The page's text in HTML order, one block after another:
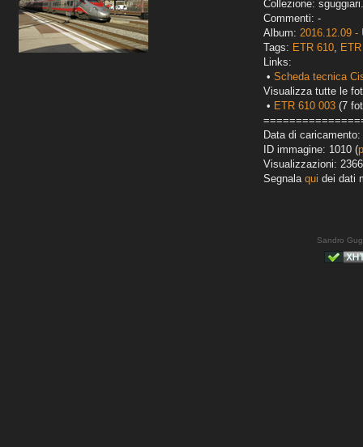
Collezione:
Commenti: -
Album: 2016.12.09 -
Tags: ETR 610,
Links:
• Scheda tecnica
Visualizza tutte le
• ETR 610 003 (7
Data di caricamento:
ID immagine: 1010 (
Visualizzazioni: 2366
Segnala qui dei dati
Sandro